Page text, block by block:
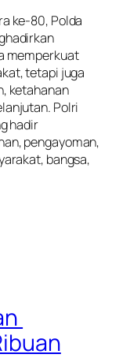
ke-80, Polda
memperkuat
tetapi juga
ketahanan
Polri
hadir
pengayoman,
bangsa,